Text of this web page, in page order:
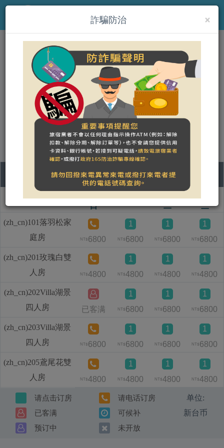
MENU
(zh_cn)雲山水VillaHome民
宿
營登名稱：雲山水民宿
統一編號：34949947
合法民宿 花蓮縣863號
房型名称
(zh_cn)101落羽松家
庭房
(zh_cn)201玫瑰白雙
人房
(zh_cn)202Villa湖景
四人房
(zh_cn)203Villa湖景
四人房
(zh_cn)205鳶尾花雙
人房
09
日
10
一
11
二
三
NT$ 6800
1
NT$ 6800
1
NT$ 6800
1
NT$ 6800
NT$4800
1
NT$4800
1
NT$4800
1
NT$4800
已客满
1
NT$ 6800
1
NT$ 6800
1
NT$ 6800
NT$ 6800
1
NT$ 6800
1
NT$ 6800
1
NT$ 6800
NT$4800
1
NT$4800
1
NT$4800
1
NT$4800
请点击订房
请电话订房
已客满
可候补
预订中
未开放
单位:
新台币
×
詐騙防治